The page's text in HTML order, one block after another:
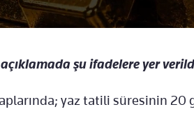
şu ifadelere yer
yaz tatili süresinin 20